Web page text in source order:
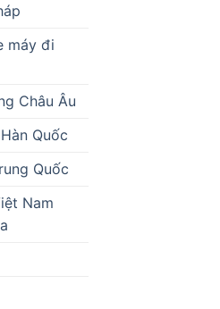
máy đi
Châu Âu
Quốc
Quốc
Nam